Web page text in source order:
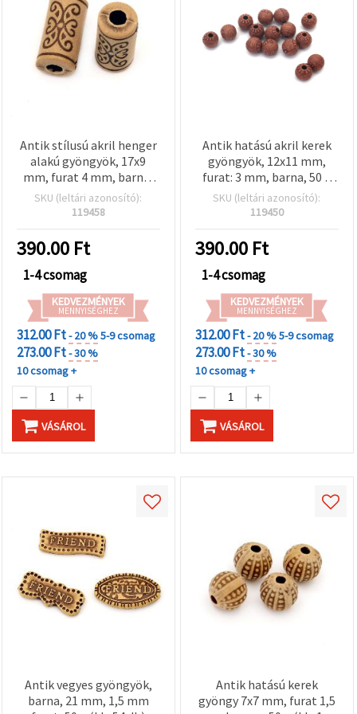
Antik stílusú akril henger
alakú gyöngyök, 17x9
mm, furat 4 mm, barna,
50 g (~42 db)
SKU (leltári azonosító):
119458
390.00 Ft
1-4 csomag
KEDVEZMÉNYEK
MENNYISÉGHEZ
312.00 Ft- 20 %5-9 csomag
273.00 Ft- 30 %
10 csomag +
VÁSÁROL
Antik hatású akril kerek
gyöngyök, 12x11 mm,
furat: 3 mm, barna, 50 g
(~54 db)
SKU (leltári azonosító):
119450
390.00 Ft
1-4 csomag
KEDVEZMÉNYEK
MENNYISÉGHEZ
312.00 Ft- 20 %5-9 csomag
273.00 Ft- 30 %
10 csomag +
VÁSÁROL
Antik vegyes gyöngyök,
barna, 21 mm, 1,5 mm
Antik hatású kerek
gyöngy 7x7 mm, furat 1,5